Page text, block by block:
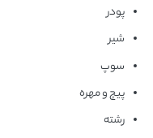
پودر
شیر
سوپ
پیچ و مهره
رشته